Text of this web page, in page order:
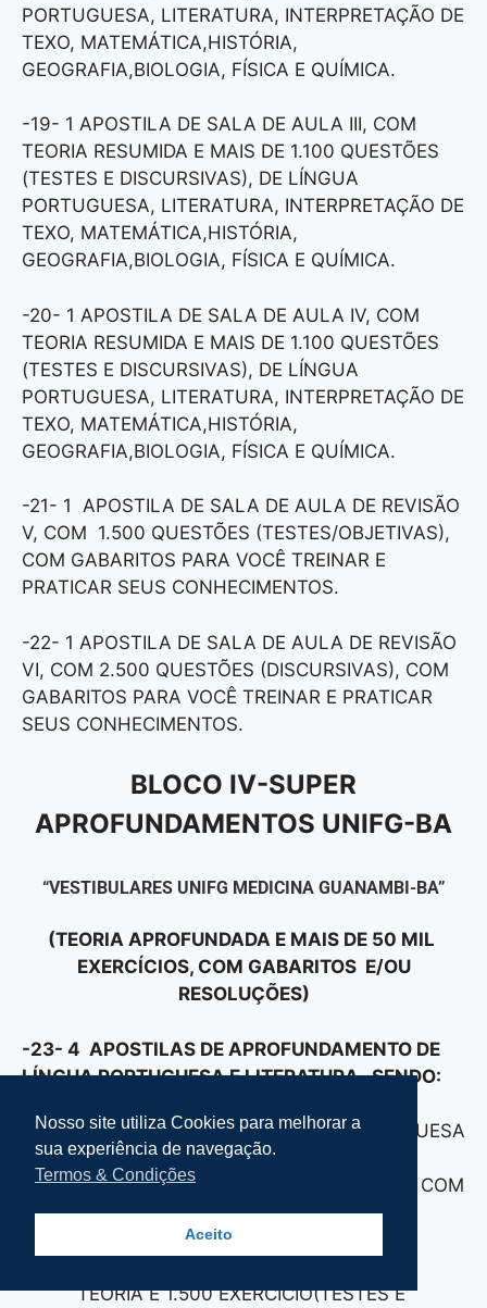
PORTUGUESA, LITERATURA, INTERPRETAÇÃO DE
TEXO, MATEMÁTICA,HISTÓRIA,
GEOGRAFIA,BIOLOGIA, FÍSICA E QUÍMICA.
-19- 1 APOSTILA DE SALA DE AULA III, COM
TEORIA RESUMIDA E MAIS DE 1.100 QUESTÕES
(TESTES E DISCURSIVAS), DE LÍNGUA
PORTUGUESA, LITERATURA, INTERPRETAÇÃO DE
TEXO, MATEMÁTICA,HISTÓRIA,
GEOGRAFIA,BIOLOGIA, FÍSICA E QUÍMICA.
-20- 1 APOSTILA DE SALA DE AULA IV, COM
TEORIA RESUMIDA E MAIS DE 1.100 QUESTÕES
(TESTES E DISCURSIVAS), DE LÍNGUA
PORTUGUESA, LITERATURA, INTERPRETAÇÃO DE
TEXO, MATEMÁTICA,HISTÓRIA,
GEOGRAFIA,BIOLOGIA, FÍSICA E QUÍMICA.
-21- 1 APOSTILA DE SALA DE AULA DE REVISÃO
V, COM 1.500 QUESTÕES (TESTES/OBJETIVAS),
COM GABARITOS PARA VOCÊ TREINAR E
PRATICAR SEUS CONHECIMENTOS.
-22- 1 APOSTILA DE SALA DE AULA DE REVISÃO
VI, COM 2.500 QUESTÕES (DISCURSIVAS), COM
GABARITOS PARA VOCÊ TREINAR E PRATICAR
SEUS CONHECIMENTOS.
BLOCO IV-SUPER
APROFUNDAMENTOS UNIFG-BA
“VESTIBULARES UNIFG MEDICINA GUANAMBI-BA”
(TEORIA APROFUNDADA E MAIS DE 50 MIL
EXERCÍCIOS, COM GABARITOS E/OU
RESOLUÇÕES)
-23- 4 APOSTILAS DE APROFUNDAMENTO DE
LÍNGUA PORTUGUESA E LITERATURA , SENDO:
23A – APOSTILA 1 – LÍNGUA PORTUGUESA
E LITERATURA, COM TEORIA E 1.500
EXERCÍCIOS (TESTES E DISCURSIVAS) COM
RESOLUÇÕES E/OU GABARITOS.
23B – APOSTILA 2 – LÍNGUA
TEORIA E 1.500 EXERCÍCIO(TESTES E
Nosso site utiliza Cookies para melhorar a
sua experiência de navegação.
Termos & Condições
Aceito